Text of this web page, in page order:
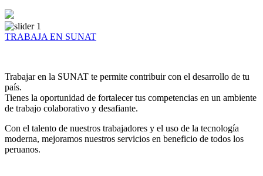
TRABAJA EN SUNAT
Trabajar en la SUNAT te permite contribuir con el desarrollo de tu
país.
Tienes la oportunidad de fortalecer tus competencias en un ambiente
de trabajo colaborativo y desafiante.
Con el talento de nuestros trabajadores y el uso de la tecnología
moderna, mejoramos nuestros servicios en beneficio de todos los
peruanos.